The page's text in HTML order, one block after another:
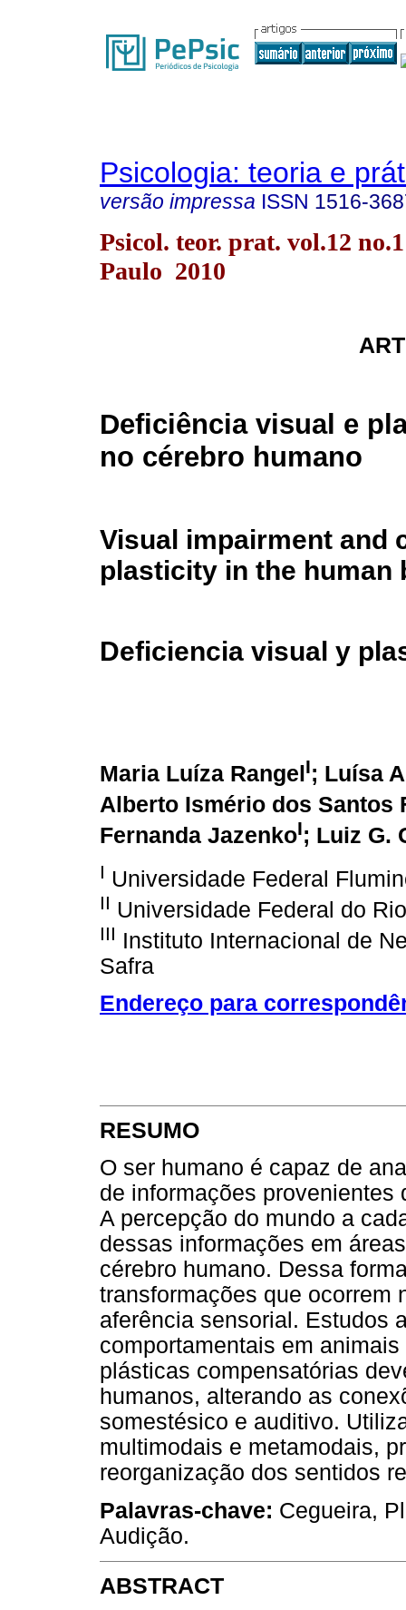
Psicologia: teoria e
versão impressa ISSN 1516-
Psicol. teor. prat. vol.12
Paulo 2010
Deficiência visual e
no cérebro humano
Visual impairment and
plasticity in the human
Deficiencia visual y
Maria Luíza Rangel I; Luísa
Alberto Ismério dos Santos
Fernanda JazenkoI; Luiz G.
I Universidade Federal
II Universidade Federal do
III Instituto Internacional de
Safra
Endereço para
RESUMO
O ser humano é capaz de
de informações
A percepção do mundo a
dessas informações em
cérebro humano. Dessa
transformações que ocorrem
aferência sensorial. Estudos
comportamentais em
plásticas compensatórias
humanos, alterando as
somestésico e auditivo.
multimodais e metamodais,
reorganização dos sentidos
Palavras-chave: Cegueira,
Audição.
ABSTRACT